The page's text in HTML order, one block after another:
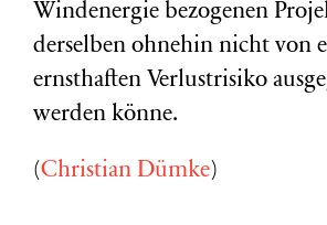
Windenergie bezogenen
derselben ohnehin nicht von
ernsthaften Verlustrisiko
werden könne.
(Christian Dümke)